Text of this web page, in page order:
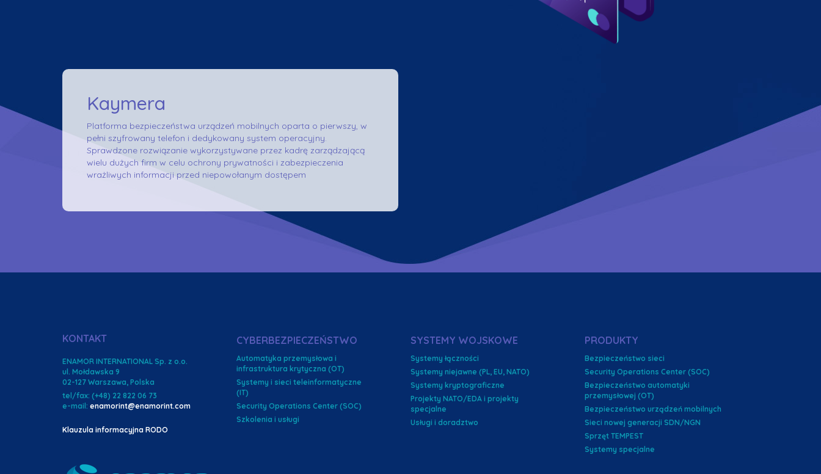
Kaymera
Platforma bezpieczeństwa urządzeń mobilnych oparta o pierwszy, w
pełni szyfrowany telefon i dedykowany system operacyjny.
Sprawdzone rozwiązanie wykorzystywane przez kadrę zarządzającą
wielu dużych firm w celu ochrony prywatności i zabezpieczenia
wrażliwych informacji przed niepowołanym dostępem
KONTAKT
ENAMOR INTERNATIONAL Sp. z o.o.
ul. Mołdawska 9
02-127 Warszawa, Polska
tel/fax: (+48) 22 822 06 73
e-mail: enamorint@enamorint.com
Klauzula informacyjna RODO
CYBERBEZPIECZEŃSTWO
Automatyka przemysłowa i
infrastruktura krytyczna (OT)
Systemy i sieci teleinformatyczne
(IT)
Security Operations Center (SOC)
Szkolenia i usługi
SYSTEMY WOJSKOWE
Systemy łączności
Systemy niejawne (PL, EU, NATO)
Systemy kryptograficzne
Projekty NATO/EDA i projekty
specjalne
Usługi i doradztwo
PRODUKTY
Bezpieczeństwo sieci
Security Operations Center (SOC)
Bezpieczeństwo automatyki
przemysłowej (OT)
Bezpieczeństwo urządzeń mobilnych
Sieci nowej generacji SDN/NGN
Sprzęt TEMPEST
Systemy specjalne